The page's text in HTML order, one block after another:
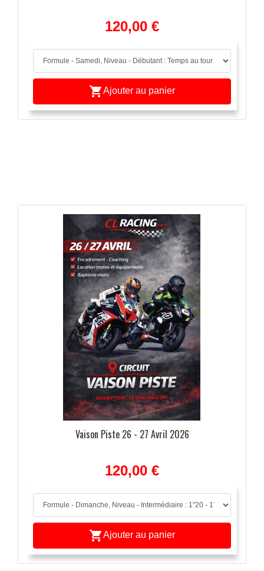
120,00 €
Ajouter au panier
Vaison Piste 26 - 27 Avril 2026
120,00 €
Ajouter au panier